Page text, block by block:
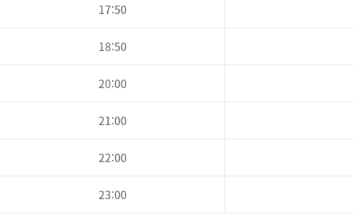
17:50
18:50
20:00
21:00
22:00
23:00